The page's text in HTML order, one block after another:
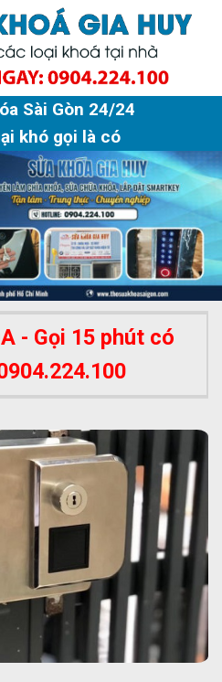
Sài Gòn 24/24
khó gọi là có
- Gọi 15 phút có